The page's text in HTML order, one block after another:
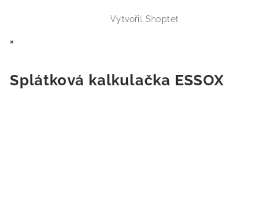
Vytvořil Shoptet
×
Splátková kalkulačka ESSOX